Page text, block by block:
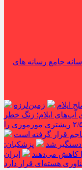
جامع رسانه های
زمین‌لرزه
آب‌های ایلام؛ زنگ خطر
زمین‌لرزه ۲/۵ ریشتری مورموری را
دستگیر شد
پزشکیان:
را کاهش می‌دهند
ایران